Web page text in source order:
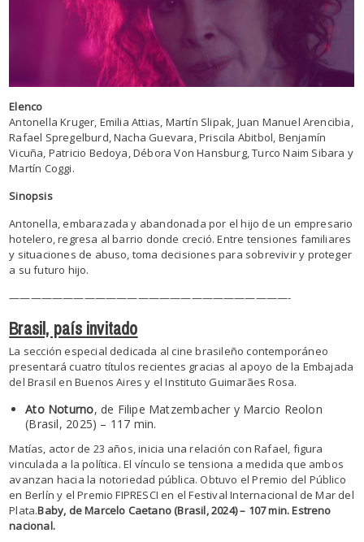
Elenco
Antonella Kruger, Emilia Attias, Martín Slipak, Juan Manuel Arencibia,
Rafael Spregelburd, Nacha Guevara, Priscila Abitbol, Benjamín
Vicuña, Patricio Bedoya, Débora Von Hansburg, Turco Naim Sibara y
Martín Coggi.
Sinopsis
Antonella, embarazada y abandonada por el hijo de un empresario
hotelero, regresa al barrio donde creció. Entre tensiones familiares
y situaciones de abuso, toma decisiones para sobrevivir y proteger
a su futuro hijo.
——————————————————————————-
Brasil, país invitado
La sección especial dedicada al cine brasileño contemporáneo
presentará cuatro títulos recientes gracias al apoyo de la Embajada
del Brasil en Buenos Aires y el Instituto Guimarães Rosa.
Ato Noturno, de Filipe Matzembacher y Marcio Reolon
(Brasil, 2025) – 117 min.
Matías, actor de 23 años, inicia una relación con Rafael, figura
vinculada a la política. El vínculo se tensiona a medida que ambos
avanzan hacia la notoriedad pública. Obtuvo el Premio del Público
en Berlín y el Premio FIPRESCI en el Festival Internacional de Mar del
Plata.Baby, de Marcelo Caetano (Brasil, 2024) – 107 min. Estreno
nacional.